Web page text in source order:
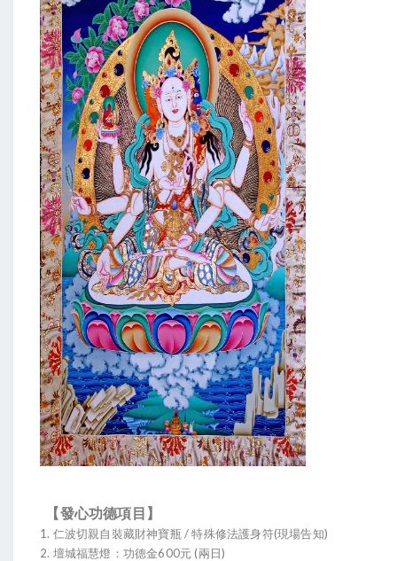
【發心功德項目】
1. 仁波切親自裝藏財神寶瓶 / 特殊修法護身符(現場告知)
2. 壇城福慧燈：功德金600元 (兩日)